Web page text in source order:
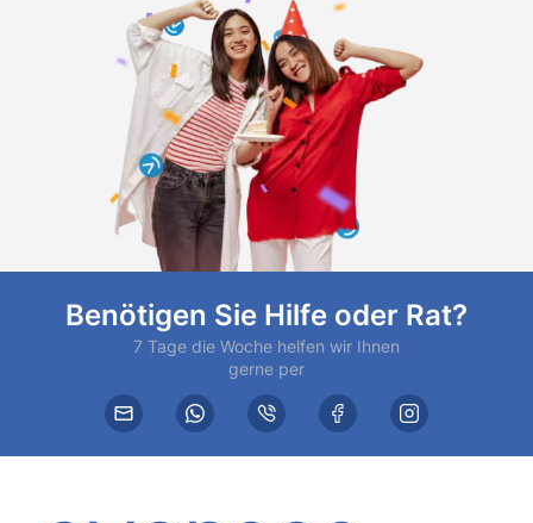
Benötigen Sie Hilfe oder Rat?
7 Tage die Woche helfen wir Ihnen
gerne per